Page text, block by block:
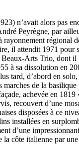
n’avait alors pas
Peyrègne, par
rayonnement régional
il attendit 1971 pour
Arts Trio, dont il
à sa dissolution en
tard, d’abord en
marches de la basilique
achevée en 1819
recouvert d’une
disposées à ce
installées en
d’une
la côte italienne par